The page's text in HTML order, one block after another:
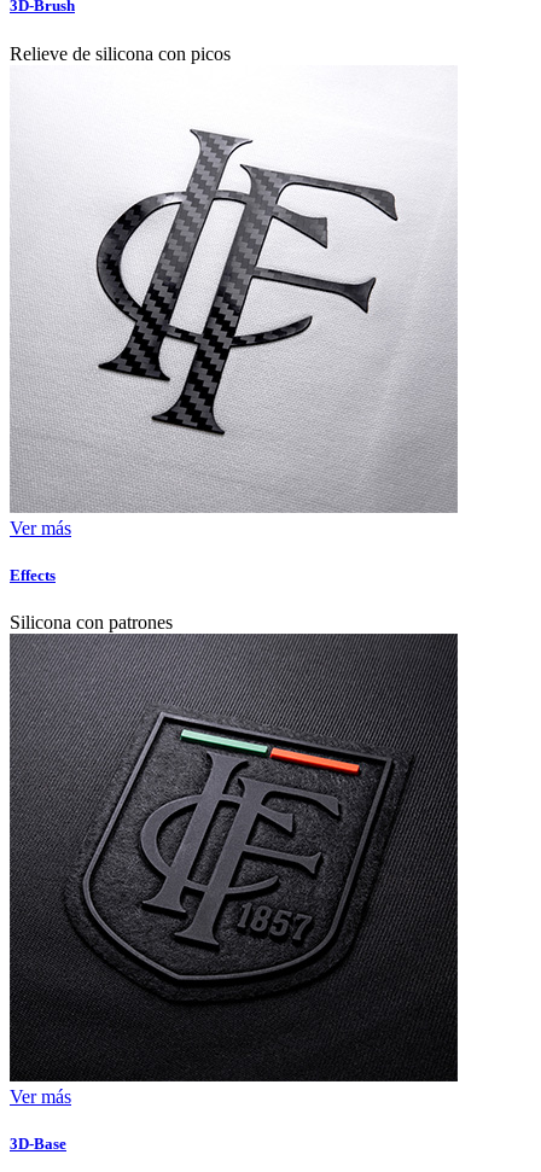
3D-Brush
Relieve de silicona con picos
Ver más
Effects
Silicona con patrones
Ver más
3D-Base